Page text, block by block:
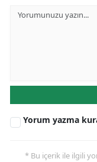
Yorum yazma
* Bu içerik ile ilgili